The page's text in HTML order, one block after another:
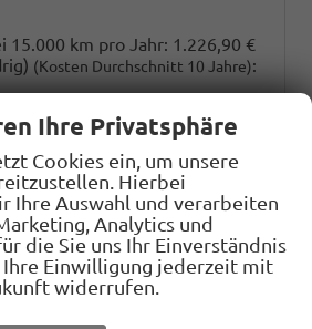
15.000 km pro Jahr: 1.226,90 €
(Kosten Durchschnitt 10 Jahre):
(Kosten Durchschnitt 10 Jahre)
€
Juniper Blue Met.
Ihre Privatsphäre
Cookies ein, um unsere
Hierbei
Ihre Auswahl und verarbeiten
Analytics und
die Sie uns Ihr Einverständnis
Ihre Einwilligung jederzeit mit
widerrufen.